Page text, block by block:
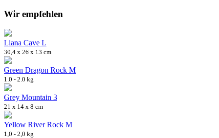
Wir empfehlen
Liana Cave L
30,4 x 26 x 13 cm
Green Dragon Rock M
1.0 - 2.0 kg
Grey Mountain 3
21 x 14 x 8 cm
Yellow River Rock M
1,0 - 2,0 kg